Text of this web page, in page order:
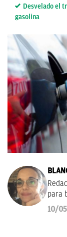
Desvelado el
gasolina
para
10/